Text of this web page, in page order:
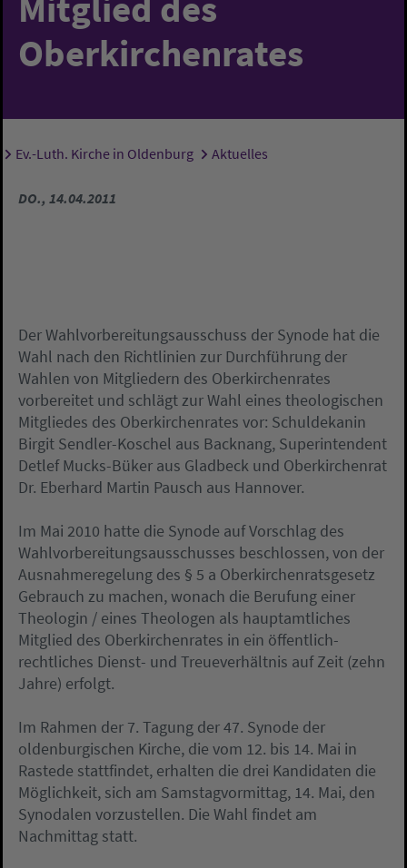
Oberkirchenrates
Sie sind hier:
Ev.-Luth. Kirche in Oldenburg Aktuelles
DO., 14.04.2011
Der Wahlvorbereitungsausschuss der Synode hat die
Wahl nach den Richtlinien zur Durchführung der
Wahlen von Mitgliedern des Oberkirchenrates
vorbereitet und schlägt zur Wahl eines theologischen
Mitgliedes des Oberkirchenrates vor: Schuldekanin
Birgit Sendler-Koschel aus Backnang, Superintendent
Detlef Mucks-Büker aus Gladbeck und Oberkirchenrat
Dr. Eberhard Martin Pausch aus Hannover.
Im Mai 2010 hatte die Synode auf Vorschlag des
Wahlvorbereitungsausschusses beschlossen, von der
Ausnahmeregelung des § 5 a Oberkirchenratsgesetz
Gebrauch zu machen, wonach die Berufung einer
Theologin / eines Theologen als hauptamtliches
Mitglied des Oberkirchenrates in ein öffentlich-
rechtliches Dienst- und Treueverhältnis auf Zeit (zehn
Jahre) erfolgt.
Im Rahmen der 7. Tagung der 47. Synode der
oldenburgischen Kirche, die vom 12. bis 14. Mai in
Rastede stattfindet, erhalten die drei Kandidaten die
Möglichkeit, sich am Samstagvormittag, 14. Mai, den
Synodalen vorzustellen. Die Wahl findet am
Nachmittag statt.